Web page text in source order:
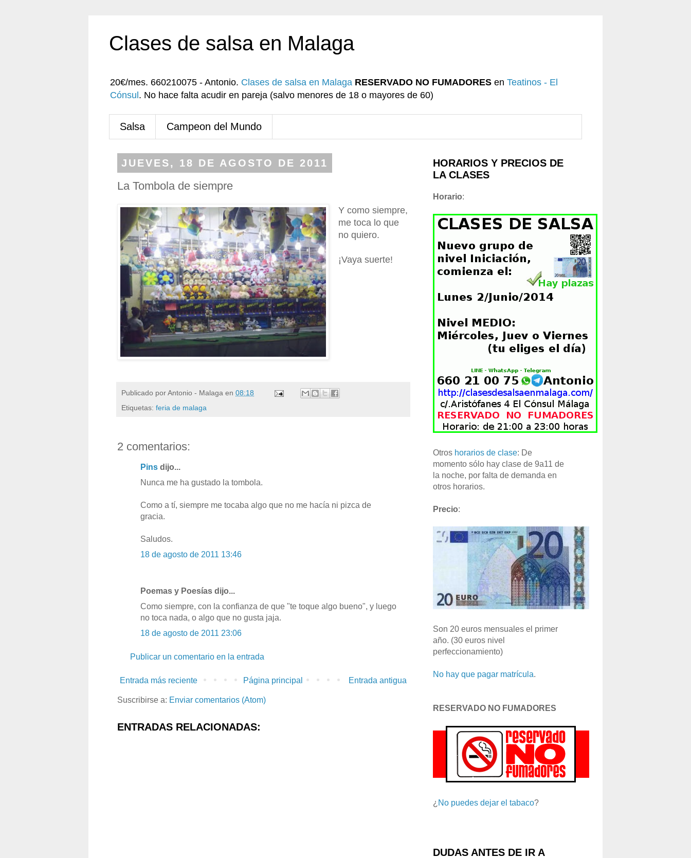
Clases de salsa en Malaga
20€/mes. 660210075 - Antonio. Clases de salsa en Malaga RESERVADO NO FUMADORES en Teatinos - El
Cónsul . No hace falta acudir en pareja (salvo menores de 18 o mayores de 60)
Salsa Campeon del Mundo
JUEVES, 18 DE AGOSTO DE 2011
La Tombola de siempre
Y como siempre,
me toca lo que
no quiero.
¡Vaya suerte!
Publicado porAntonio - Malaga en 08:18
Etiquetas: feria de malaga
2 comentarios:
Pins dijo...
Nunca me ha gustado la tombola.
Como a tí, siempre me tocaba algo que no me hacía ni pizca de
gracia.
Saludos.
18 de agosto de 2011 13:46
Poemas y Poesías dijo...
Como siempre, con la confianza de que "te toque algo bueno", y luego
no toca nada, o algo que no gusta jaja.
18 de agosto de 2011 23:06
Publicar un comentario en la entrada
Entrada más reciente Entrada antigua
Página principal
Suscribirse a: Enviar comentarios (Atom)
ENTRADAS RELACIONADAS:
HORARIOS Y PRECIOS DE
LA CLASES
Horario:
Otros horarios de clase: De
momento sólo hay clase de 9a11 de
la noche, por falta de demanda en
otros horarios.
Precio:
Son 20 euros mensuales el primer
año. (30 euros nivel
perfeccionamiento)
No hay que pagar matrícula.
RESERVADO NO FUMADORES
¿ No puedes dejar el tabaco?
DUDAS ANTES DE IR A